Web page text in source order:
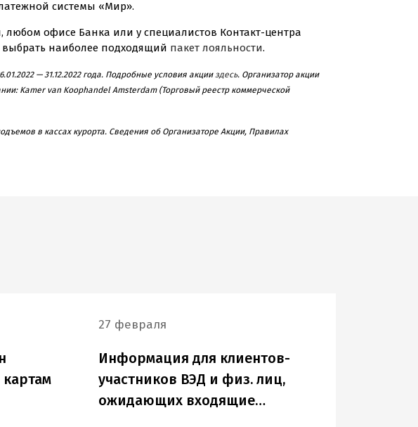
системы «Мир».
, любом офисе Банка или у специалистов Контакт-центра
выбрать наиболее подходящий пакет лояльности.
— 31.12.2022года. Подробные условия акции здесь. Организатор акции
Kamer van Koophandel Amsterdam (Торговый реестр коммерческой
в кассах курорта. Сведения об Организаторе Акции, Правилах
27 февраля
Информация для клиентов-
участников ВЭД и физ. лиц,
ожидающих входящие